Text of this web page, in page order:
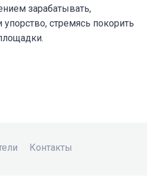
зарабатывать,
упорство, стремясь покорить
Контакты